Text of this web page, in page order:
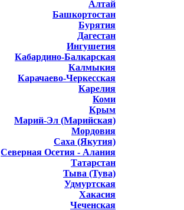
Алтай
Башкортостан
Бурятия
Дагестан
Ингушетия
Кабардино-Балкарская
Калмыкия
Карачаево-Черкесская
Карелия
Коми
Крым
Марий-Эл (Марийская)
Мордовия
Саха (Якутия)
Северная Осетия - Алания
Татарстан
Тыва (Тува)
Удмуртская
Хакасия
Чеченская